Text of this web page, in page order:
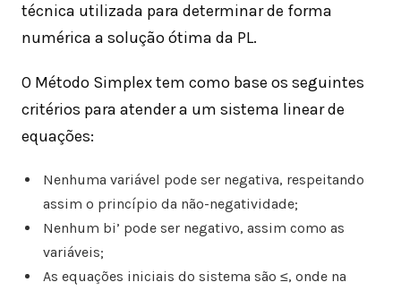
técnica utilizada para determinar de forma
numérica a solução ótima da PL.
O Método Simplex tem como base os seguintes
critérios para atender a um sistema linear de
equações:
Nenhuma variável pode ser negativa, respeitando
assim o princípio da não-negatividade;
Nenhum bi’ pode ser negativo, assim como as
variáveis;
As equações iniciais do sistema são ≤, onde na